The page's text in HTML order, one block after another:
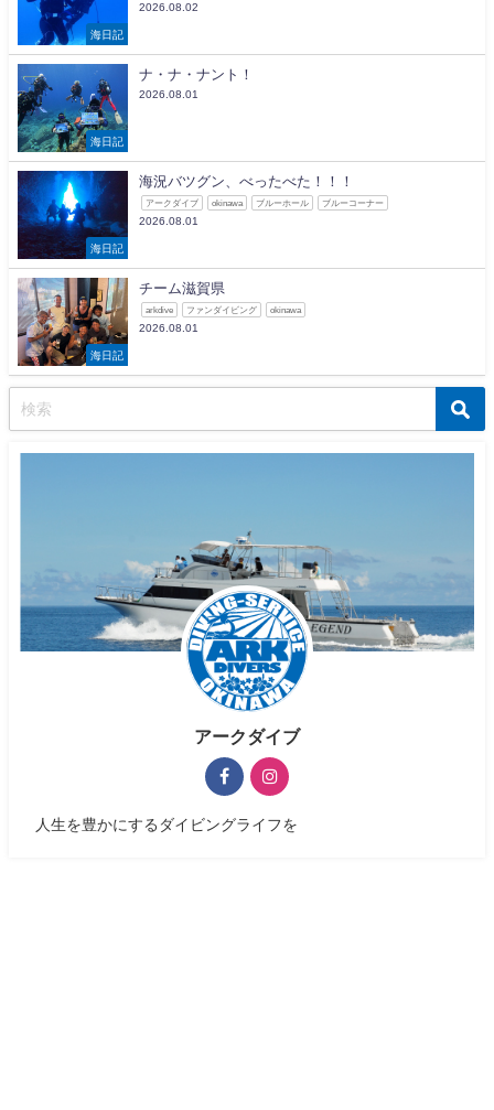
海日記
2026.08.02
海日記
ナ・ナ・ナント！
2026.08.01
海日記
海況バツグン、べったべた！！！
アークダイブ okinawa ブルーホール ブルーコーナー
2026.08.01
海日記
チーム滋賀県
arkdive ファンダイビング okinawa
2026.08.01
アークダイブ
人生を豊かにするダイビングライフを